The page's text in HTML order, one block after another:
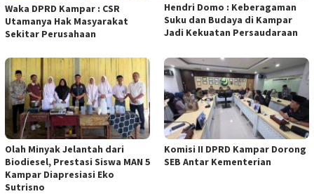
Waka DPRD Kampar : CSR
Utamanya Hak Masyarakat
Sekitar Perusahaan
Hendri Domo : Keberagaman
Suku dan Budaya di Kampar
Jadi Kekuatan Persaudaraan
Olah Minyak Jelantah dari
Biodiesel, Prestasi Siswa MAN 5
Kampar Diapresiasi Eko
Sutrisno
Komisi II DPRD Kampar Dorong
SEB Antar Kementerian